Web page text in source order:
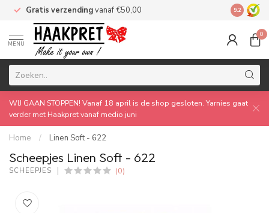
Gratis verzendingvanaf €50,00 Made by
9.2
MENU
0
WIJ GAAN STOPPEN! Vanaf 18 april is de shop gesloten. Yarnies gaat
verder met Haakpret vanaf medio juni
Home / Linen Soft - 622
Scheepjes Linen Soft - 622
SCHEEPJES (0)